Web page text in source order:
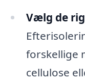
Vælg de
forskellige
cellulose